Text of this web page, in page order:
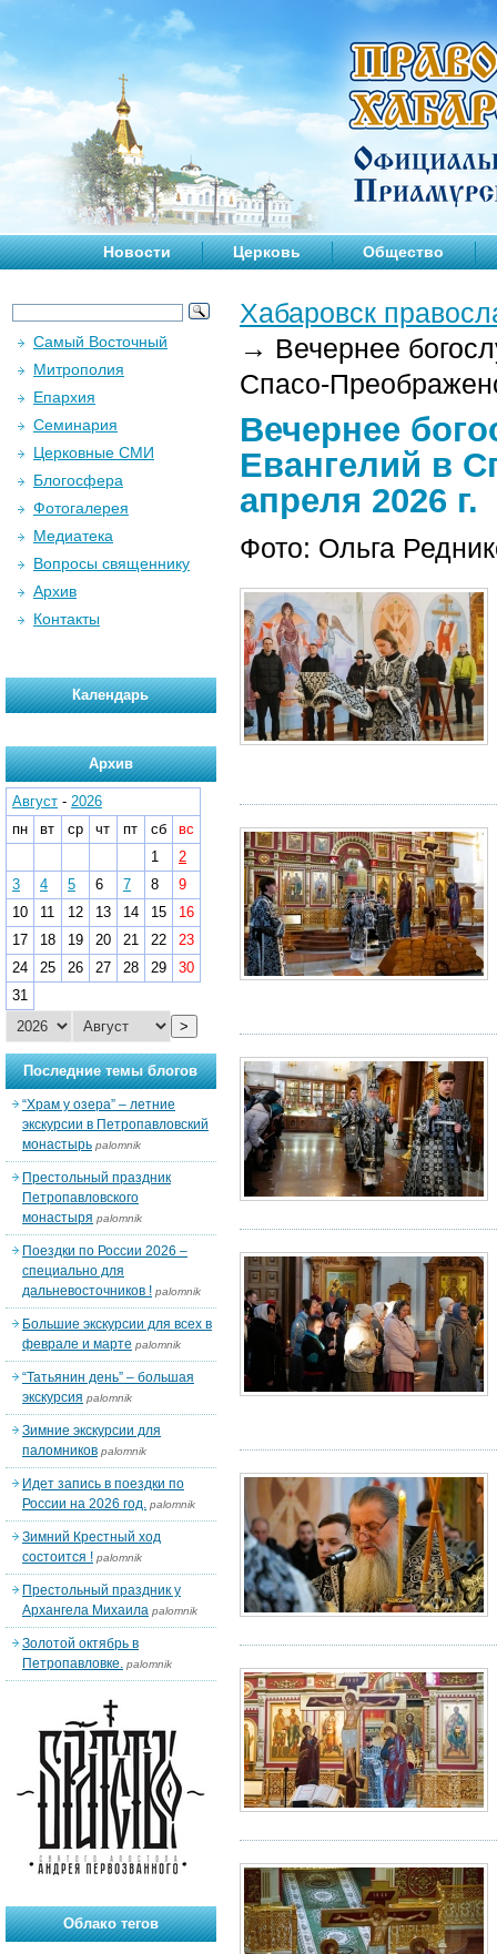
Новости Церковь Общество
Хабаровск
→ Вечернее
Спасо-
Вечернее
Евангелий в
апреля 2026 г.
Фото: Ольга
Самый Восточный
Митрополия
Епархия
Семинария
Церковные СМИ
Блогосфера
Фотогалерея
Медиатека
Вопросы священнику
Архив
Контакты
Календарь
Архив
Август - 2026
пн
вт ср чт пт сб
вс
1
2
3
4 5 6 7 8
9
10
11 12 13 14 15
16
17
18 19 20 21 22
23
24
25 26 27 28 29
30
31
>
Последние темы блогов
“Храм у озера” – летние
экскурсии в Петропавловский
монастырь palomnik
Престольный праздник
Петропавловского
монастыря palomnik
Поездки по России 2026 –
специально для
дальневосточников ! palomnik
Большие экскурсии для всех в
феврале и марте palomnik
“Татьянин день” – большая
экскурсия palomnik
Зимние экскурсии для
паломников palomnik
Идет запись в поездки по
России на 2026 год. palomnik
Зимний Крестный ход
состоится ! palomnik
Престольный праздник у
Архангела Михаила palomnik
Золотой октябрь в
Петропавловке. palomnik
Облако тегов